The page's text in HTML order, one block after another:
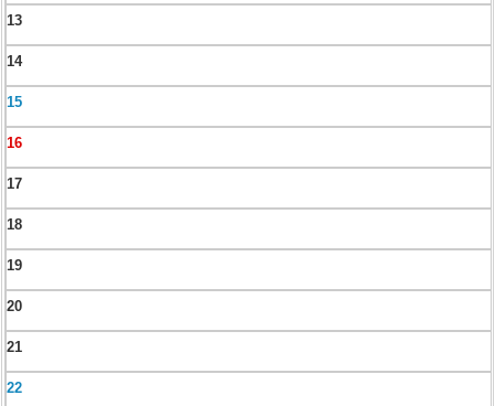
13
14
15
16
17
18
19
20
21
22